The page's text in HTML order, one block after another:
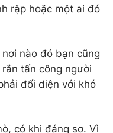
rập hoặc một ai đó
nào đó bạn cũng
tấn công người
đối diện với khó
có khi đáng sợ. Vì